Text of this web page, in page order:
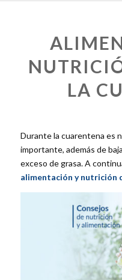
LA
Durante la cuarentena es
importante, además de
exceso de grasa. A
alimentación y nutrición